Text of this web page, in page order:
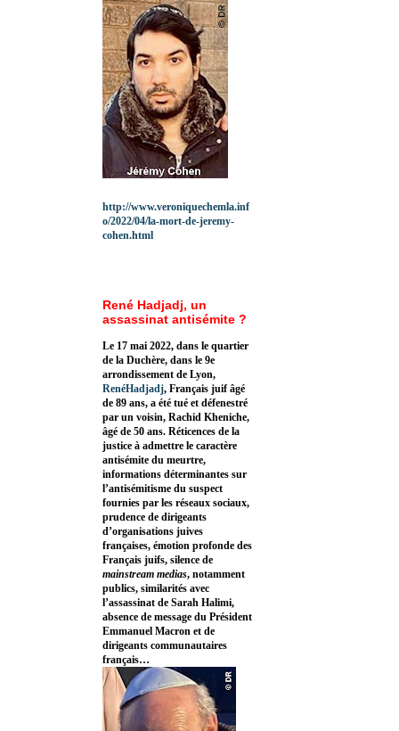
http://www.veroniquechemla.inf
o/2022/04/la-mort-de-jeremy-
cohen.html
René Hadjadj, un
assassinat antisémite ?
Le 17 mai 2022, dans le quartier
de la Duchère, dans le 9e
arrondissement de Lyon,
RenéHadjadj, Français juif âgé
de 89 ans, a été tué et défenestré
par un voisin, Rachid Kheniche,
âgé de 50 ans. Réticences de la
justice à admettre le caractère
antisémite du meurtre,
informations déterminantes sur
l’antisémitisme du suspect
fournies par les réseaux sociaux,
prudence de dirigeants
d’organisations juives
françaises, émotion profonde des
Français juifs, silence de
mainstream medias, notamment
publics, similarités avec
l’assassinat de Sarah Halimi,
absence de message du Président
Emmanuel Macron et de
dirigeants communautaires
français…